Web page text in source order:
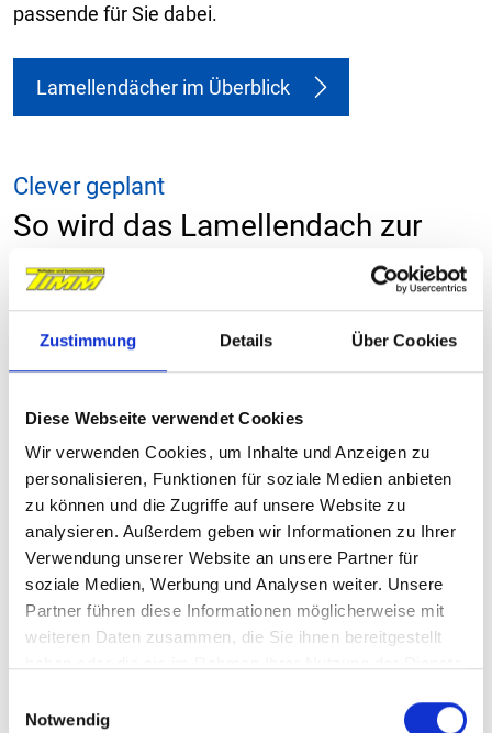
Zustimmung Details Über Cookies
Diese Webseite verwendet Cookies
Wir verwenden Cookies, um Inhalte und Anzeigen zu
personalisieren, Funktionen für soziale Medien anbieten
zu können und die Zugriffe auf unsere Website zu
analysieren. Außerdem geben wir Informationen zu Ihrer
Verwendung unserer Website an unsere Partner für
soziale Medien, Werbung und Analysen weiter. Unsere
Partner führen diese Informationen möglicherweise mit
weiteren Daten zusammen, die Sie ihnen bereitgestellt
Notwendig
passende für Sie dabei.
Lamellendächer im Überblick
Clever geplant
So wird das Lamellendach zur
maßgeschneiderten Lösung